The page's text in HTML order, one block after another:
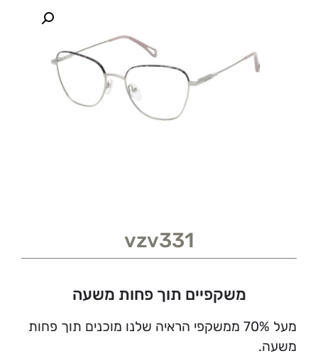
vzv331
משקפיים תוך פחות משעה
מעל 70% ממשקפי הראיה שלנו מוכנים תוך פחות
משעה.